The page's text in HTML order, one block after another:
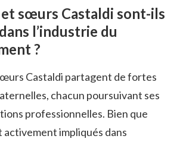
sœurs Castaldi sont-ils
l’industrie du
?
Castaldi partagent de fortes
chacun poursuivant ses
professionnelles. Bien que
activement impliqués dans